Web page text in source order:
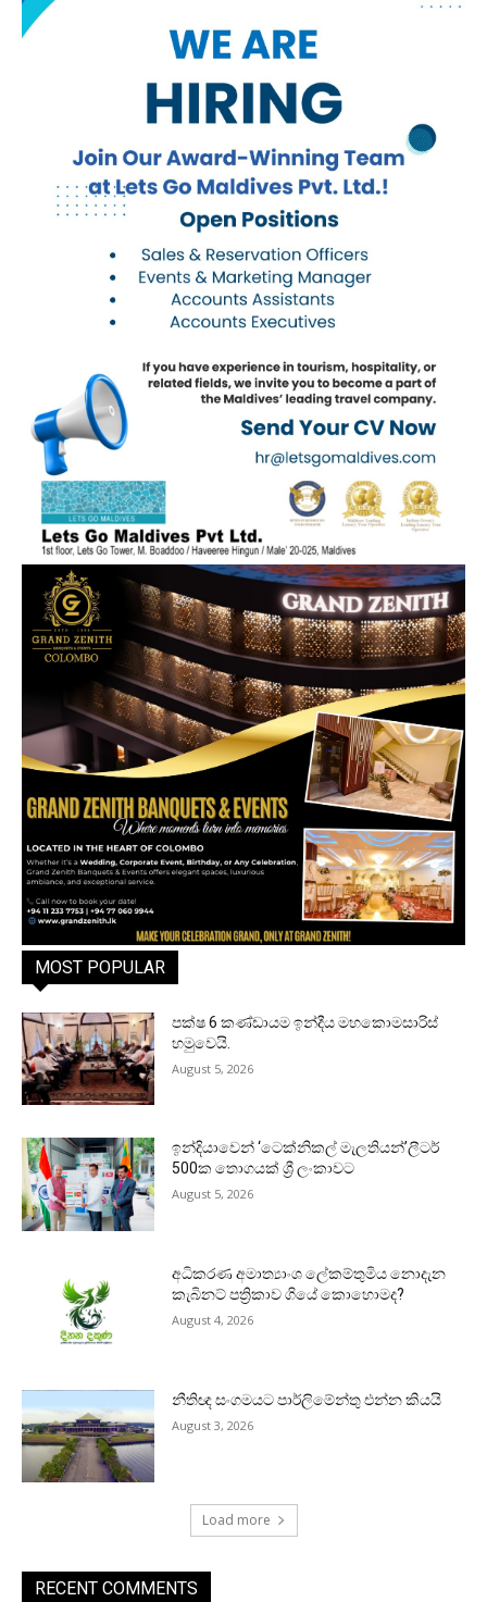
MOST POPULAR
පක්ෂ 6 කණ්ඩායම ඉන්දීය මහකොමසාරිස්
හමුවෙයි.
August 5, 2026
ඉන්දියාවෙන් ‘ටෙක්නිකල් මැලතියන්’ලීටර්
500ක තොගයක් ශ්‍රී ලංකාවට
August 5, 2026
අධිකරණ අමාත්‍යාංශ ලේකම්තුමිය නොදැන
කැබිනට් පත්‍රිකාව ගියේ කොහොමද?
August 4, 2026
නීතිඥ සංගමයට පාර්ලිමේන්තු එන්න කියයි
August 3, 2026
Load more
RECENT COMMENTS